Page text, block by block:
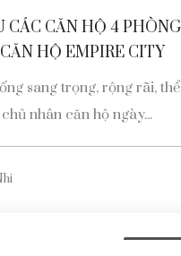
CÁC CĂN HỘ 4
HỘ EMPIRE CITY
sang trọng, rộng rãi,
nhân căn hộ ngày...